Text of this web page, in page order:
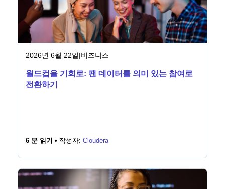
2026년 6월 22일|비즈니스
월드컵을 기회로: 팬 데이터를 의미 있는 참여로
전환하기
6 분 읽기 • 작성자: Cloudera